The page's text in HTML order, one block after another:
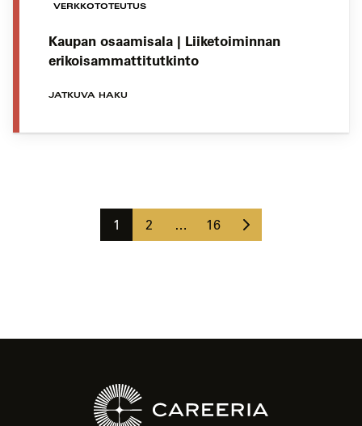
VERKKOTOTEUTUS
Kaupan osaamisala | Liiketoiminnan
erikoisammattitutkinto
JATKUVA HAKU
Sivu
1 Sivu
2 … Sivu
16
Seuraava
sivu